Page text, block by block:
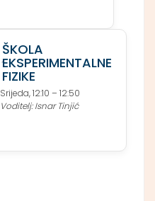
ŠKOLA
EKSPERIMENTALNE
FIZIKE
Srijeda, 12:10 – 12:50
Voditelj: Isnar Tinjić